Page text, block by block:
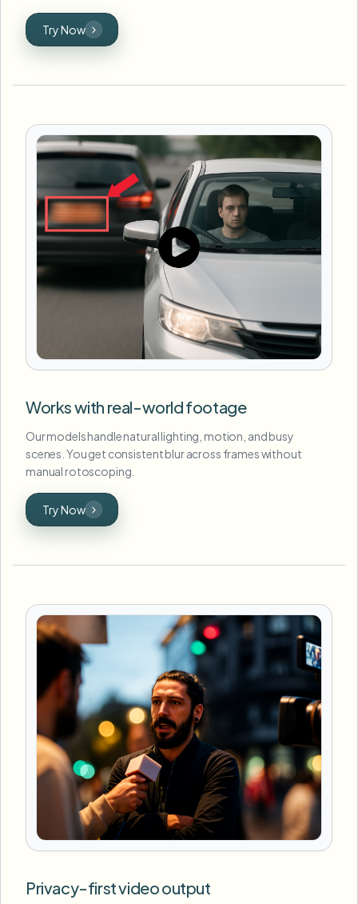
Try Now
Works with real-world footage
Our models handle natural lighting, motion, and busy
scenes. You get consistent blur across frames without
manual rotoscoping.
Try Now
Privacy-first video output